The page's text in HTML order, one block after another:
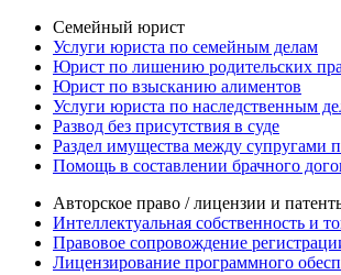
Семейный юрист
Услуги юриста по семейным делам
Юрист по лишению родительских
Юрист по взысканию алиментов
Услуги юриста по наследственным
Развод без присутствия в суде
Раздел имущества между супругами
Помощь в составлении брачного
Авторское право / лицензии и
Интеллектуальная собственность и
Правовое сопровождение
Лицензирование программного